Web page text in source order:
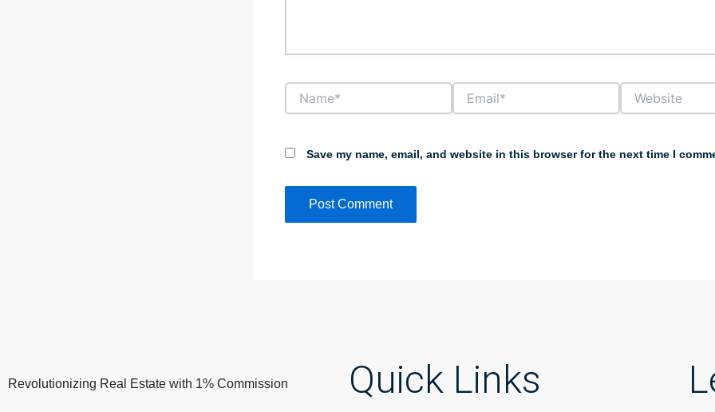
Save my name, email, and website in this browser for the next time I
Revolutionizing Real Estate with 1% Commission Quick Links